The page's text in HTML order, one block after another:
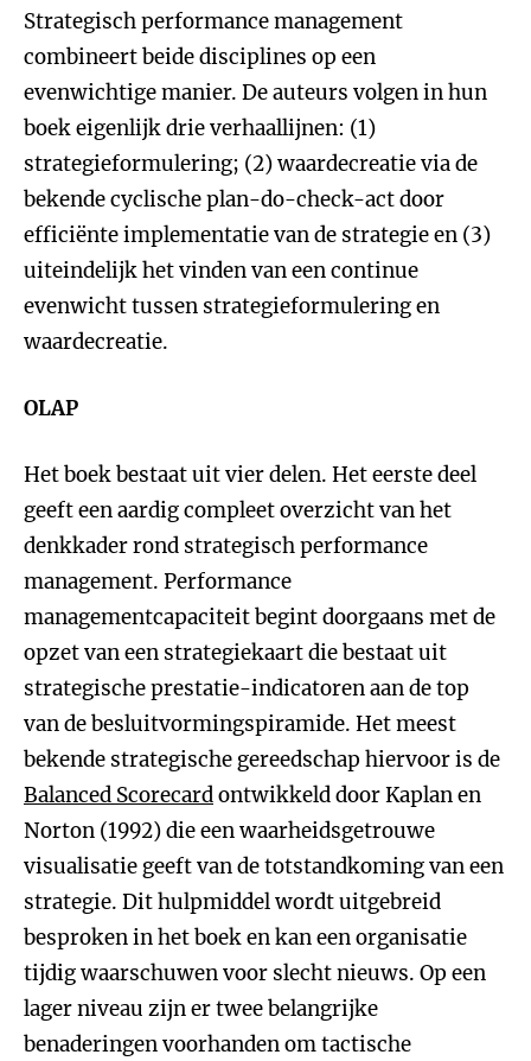
Strategisch performance management
combineert beide disciplines op een
evenwichtige manier. De auteurs volgen in hun
boek eigenlijk drie verhaallijnen: (1)
strategieformulering; (2) waardecreatie via de
bekende cyclische plan-do-check-act door
efficiënte implementatie van de strategie en (3)
uiteindelijk het vinden van een continue
evenwicht tussen strategieformulering en
waardecreatie.
OLAP
Het boek bestaat uit vier delen. Het eerste deel
geeft een aardig compleet overzicht van het
denkkader rond strategisch performance
management. Performance
managementcapaciteit begint doorgaans met de
opzet van een strategiekaart die bestaat uit
strategische prestatie-indicatoren aan de top
van de besluitvormingspiramide. Het meest
bekende strategische gereedschap hiervoor is de
Balanced Scorecardontwikkeld door Kaplan en
Norton (1992) die een waarheidsgetrouwe
visualisatie geeft van de totstandkoming van een
strategie. Dit hulpmiddel wordt uitgebreid
besproken in het boek en kan een organisatie
tijdig waarschuwen voor slecht nieuws. Op een
lager niveau zijn er twee belangrijke
benaderingen voorhanden om tactische